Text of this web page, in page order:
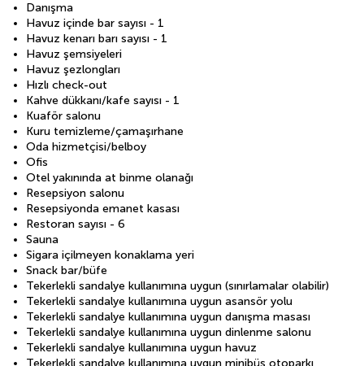
Danışma
Havuz içinde bar sayısı - 1
Havuz kenarı barı sayısı - 1
Havuz şemsiyeleri
Havuz şezlongları
Hızlı check-out
Kahve dükkanı/kafe sayısı - 1
Kuaför salonu
Kuru temizleme/çamaşırhane
Oda hizmetçisi/belboy
Ofis
Otel yakınında at binme olanağı
Resepsiyon salonu
Resepsiyonda emanet kasası
Restoran sayısı - 6
Sauna
Sigara içilmeyen konaklama yeri
Snack bar/büfe
Tekerlekli sandalye kullanımına uygun (sınırlamalar olabilir)
Tekerlekli sandalye kullanımına uygun asansör yolu
Tekerlekli sandalye kullanımına uygun danışma masası
Tekerlekli sandalye kullanımına uygun dinlenme salonu
Tekerlekli sandalye kullanımına uygun havuz
Tekerlekli sandalye kullanımına uygun minibüs otoparkı